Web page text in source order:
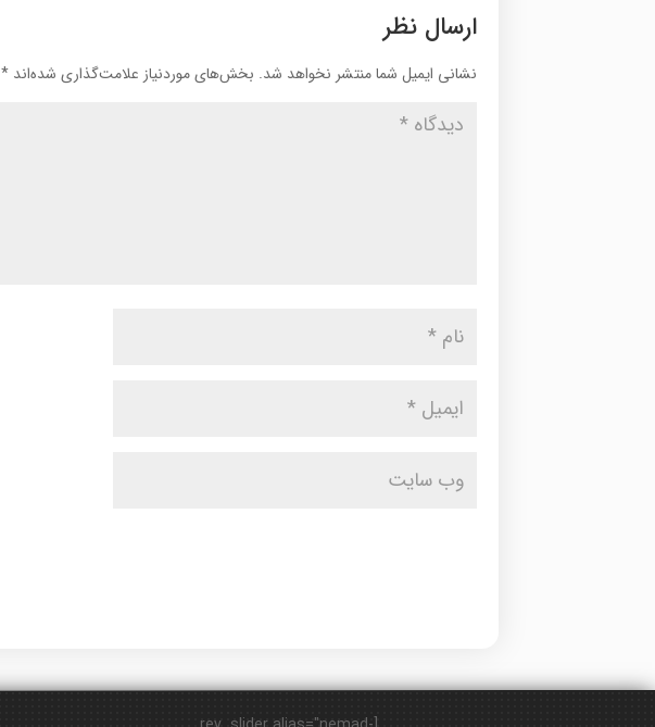
ارسال نظر
نشانی ایمیل شما منتشر نخواهد شد. بخش‌های موردنیاز علامت‌گذاری شده‌اند*